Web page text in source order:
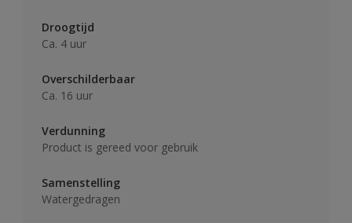
Droogtijd
Ca. 4 uur
Overschilderbaar
Ca. 16 uur
Verdunning
Product is gereed voor gebruik
Samenstelling
Watergedragen